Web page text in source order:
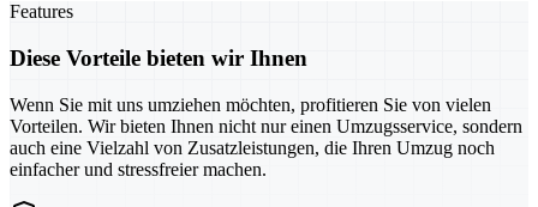
Features
Diese Vorteile bieten wir Ihnen
Wenn Sie mit uns umziehen möchten, profitieren Sie von vielen
Vorteilen. Wir bieten Ihnen nicht nur einen Umzugsservice, sondern
auch eine Vielzahl von Zusatzleistungen, die Ihren Umzug noch
einfacher und stressfreier machen.